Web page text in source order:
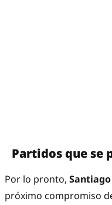
Partidos que se
Por lo pronto,
próximo compromiso